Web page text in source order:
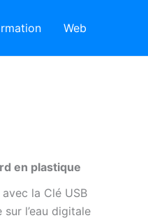
Web
en plastique
la Clé USB
l’eau digitale